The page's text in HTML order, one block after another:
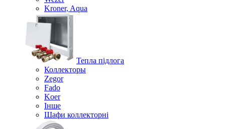
Kroner, Aqua
Тепла підлога
Коллекторы
Zegor
Fado
Koer
Інше
Шафи коллекторні